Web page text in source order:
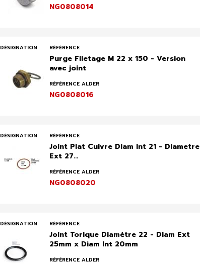
NG0808014
DÉSIGNATION RÉFÉRENCE
Purge Filetage M 22 x 150 - Version
avec joint
RÉFÉRENCE ALDER
NG0808016
DÉSIGNATION RÉFÉRENCE
Joint Plat Cuivre Diam Int 21 - Diametre
Ext 27...
RÉFÉRENCE ALDER
NG0808020
DÉSIGNATION RÉFÉRENCE
Joint Torique Diamètre 22 - Diam Ext
25mm x Diam Int 20mm
RÉFÉRENCE ALDER